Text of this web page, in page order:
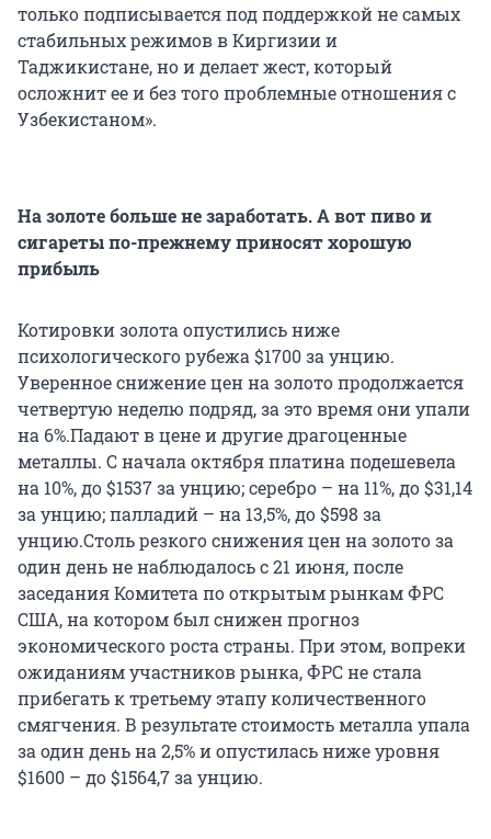
только подписывается под поддержкой не самых
стабильных режимов в Киргизии и
Таджикистане, но и делает жест, который
осложнит ее и без того проблемные отношения с
Узбекистаном».
На золоте больше не заработать. А вот пиво и
сигареты по-прежнему приносят хорошую
прибыль
Котировки золота опустились ниже
психологического рубежа $1700 за унцию.
Уверенное снижение цен на золото продолжается
четвертую неделю подряд, за это время они упали
на 6%.Падают в цене и другие драгоценные
металлы. С начала октября платина подешевела
на 10%, до $1537 за унцию; серебро – на 11%, до $31,14
за унцию; палладий – на 13,5%, до $598 за
унцию.Столь резкого снижения цен на золото за
один день не наблюдалось с 21 июня, после
заседания Комитета по открытым рынкам ФРС
США, на котором был снижен прогноз
экономического роста страны. При этом, вопреки
ожиданиям участников рынка, ФРС не стала
прибегать к третьему этапу количественного
смягчения. В результате стоимость металла упала
за один день на 2,5% и опустилась ниже уровня
$1600 – до $1564,7 за унцию.